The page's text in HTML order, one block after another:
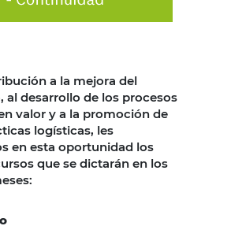
a la mejora del
al desarrollo de los procesos
valor y a la promoción de
logísticas, les
en esta oportunidad los
que se dictarán en los